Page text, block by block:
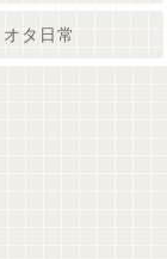
オタ日常